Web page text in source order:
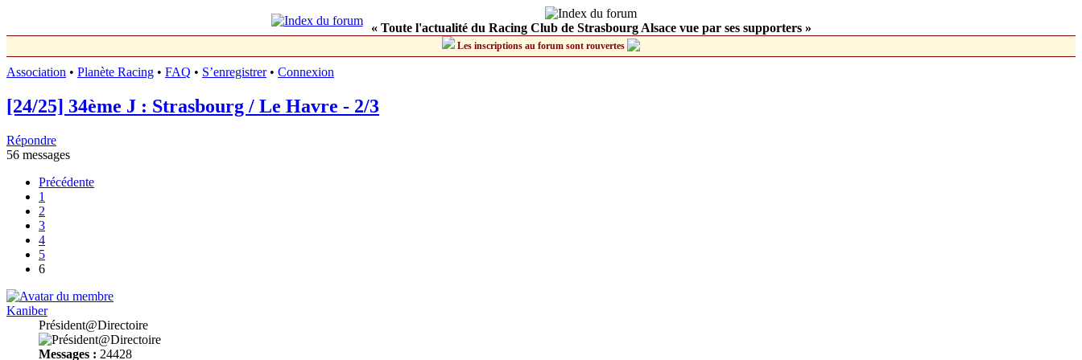
« Toute l'actualité du Racing Club de Strasbourg Alsace vue par ses supporters »
Les inscriptions au forum sont rouvertes
Association • Planète Racing • FAQ • S’enregistrer• Connexion
[24/25] 34ème J : Strasbourg / Le Havre - 2/3
Répondre
56 messages
Précédente
1
2
3
4
5
6
Kaniber
Président@Directoire
Messages : 24428